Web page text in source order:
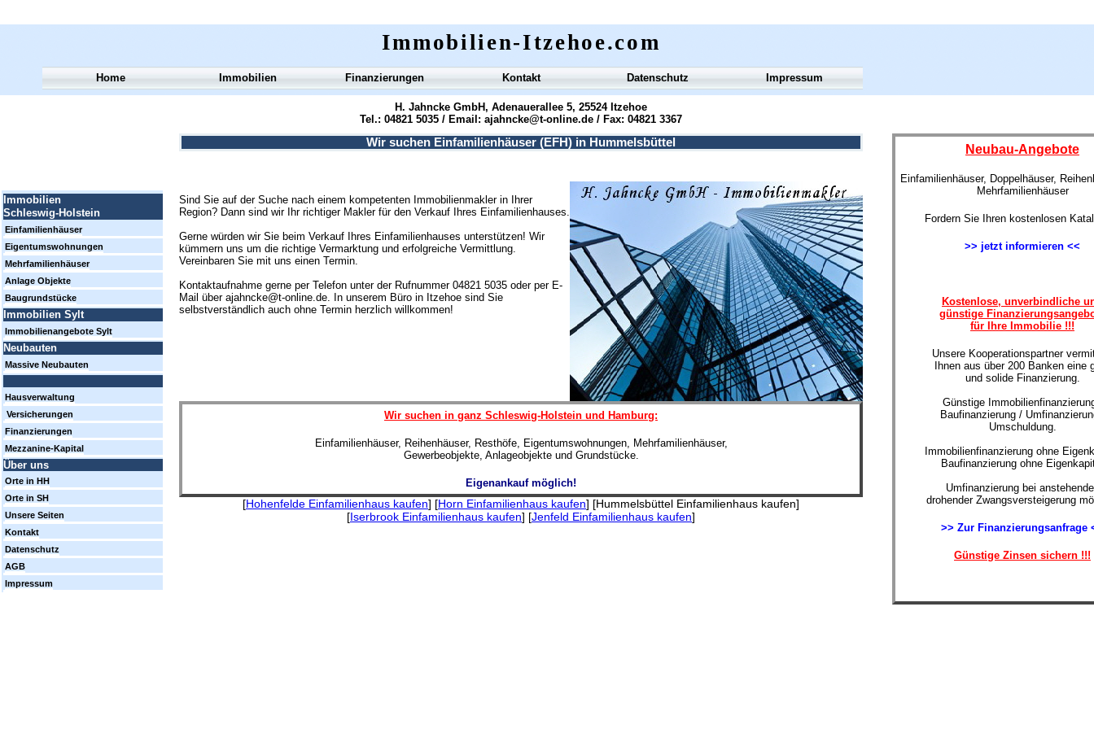
Wir suchen Einfamilienhäuser (EFH) in Hummelsbüttel
Sind Sie auf der Suche nach einem kompetenten Immobilienmakler in Ihrer
Region? Dann sind wir Ihr richtiger Makler für den Verkauf Ihres Einfamilienhauses.
Gerne würden wir Sie beim Verkauf Ihres Einfamilienhauses unterstützen! Wir
kümmern uns um die richtige Vermarktung und erfolgreiche Vermittlung.
Vereinbaren Sie mit uns einen Termin.
Kontaktaufnahme gerne per Telefon unter der Rufnummer 04821 5035 oder per E-
Mail über ajahncke@t-online.de. In unserem Büro in Itzehoe sind Sie
selbstverständlich auch ohne Termin herzlich willkommen!
Wir suchen in ganz Schleswig-Holstein und Hamburg:
Einfamilienhäuser, Reihenhäuser, Resthöfe, Eigentumswohnungen, Mehrfamilienhäuser,
Gewerbeobjekte, Anlageobjekte und Grundstücke.
Eigenankauf möglich!
[Hohenfelde Einfamilienhaus kaufen] [Horn Einfamilienhaus kaufen] [Hummelsbüttel Einfamilienhaus kaufen]
[Iserbrook Einfamilienhaus kaufen] [Jenfeld Einfamilienhaus kaufen]
Immobilien-Itzehoe.com
H. Jahncke GmbH, Adenauerallee 5, 25524 Itzehoe
Tel.: 04821 5035 / Email: ajahncke@t-online.de / Fax: 04821 3367
Home Immobilien Finanzierungen Kontakt Datenschutz Impressum
Immobilien
Schleswig-Holstein
Einfamilienhäuser
Eigentumswohnungen
Mehrfamilienhäuser
Anlage Objekte
Baugrundstücke
Immobilien Sylt
Immobilienangebote Sylt
Neubauten
Massive Neubauten
Hausverwaltung
Versicherungen
Finanzierungen
Mezzanine-Kapital
Über uns
Orte in HH
Orte in SH
Unsere Seiten
Kontakt
Datenschutz
AGB
Impressum
Neubau-Angebote
Einfamilienhäuser, Doppelhäuser,
Mehrfamilienhäuser
Fordern Sie Ihren kostenlosen
>> jetzt informieren <<
Kostenlose, unverbindliche
günstige
für Ihre Immobilie !!!
Unsere Kooperationspartner
Ihnen aus über 200 Banken eine
und solide Finanzierung.
Günstige
Baufinanzierung /
Umschuldung.
Immobilienfinanzierung ohne
Baufinanzierung ohne
Umfinanzierung bei
drohender Zwangsversteigerung
>> Zur Finanzierungsanfrage
Günstige Zinsen sichern !!!